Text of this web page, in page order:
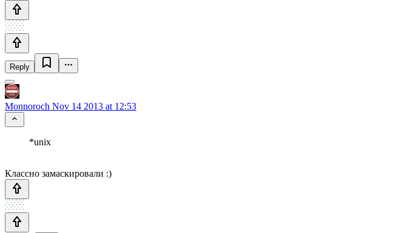
Reply
Monnoroch Nov 14 2013 at 12:53
*unix
Классно замаскировали :)